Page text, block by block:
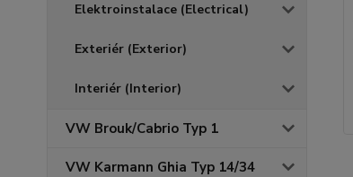
Elektroinstalace (Electrical)
Exteriér (Exterior)
Interiér (Interior)
VW Brouk/Cabrio Typ 1
VW Karmann Ghia Typ 14/34